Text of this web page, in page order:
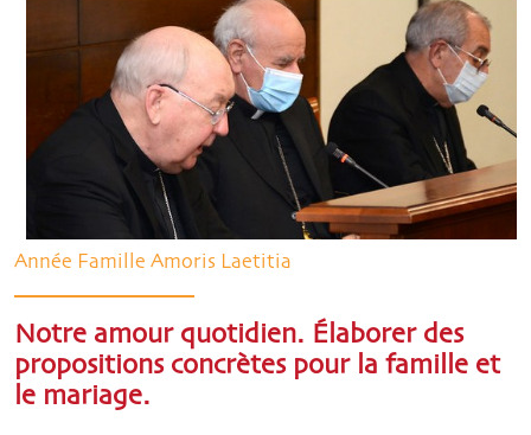
Année Famille Amoris Laetitia
Notre amour quotidien. Élaborer des
propositions concrètes pour la famille et
le mariage.